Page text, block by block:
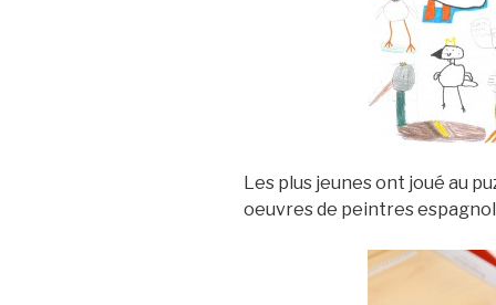
Les plus jeunes ont joué au
oeuvres de peintres